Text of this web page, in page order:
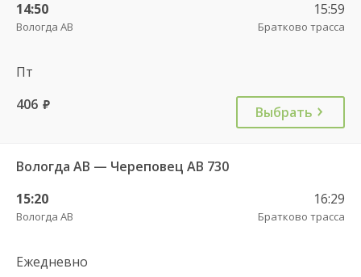
14:50
Вологда АВ
15:59
Братково трасса
Пт
406 руб. Выбрать
Вологда АВ — Череповец АВ 730
15:20
Вологда АВ
16:29
Братково трасса
Ежедневно